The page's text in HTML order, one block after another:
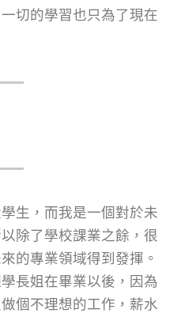
切的學習也只為了現在
生，而我是一個對於未
除了學校課業之餘，很
的專業領域得到發揮。
長姐在畢業以後，因為
個不理想的工作，薪水